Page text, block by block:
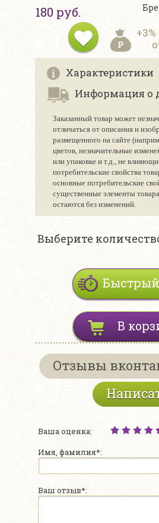
180 руб.
Характеристики
Информация о
Заказанный товар может
отличаться от описания и
размещенного на сайте
цветов, незначительные
или упаковке и т.д., не
потребительские свойства
основные потребительские
существенные элементы товара
остаются без изменений.
Выберите
Быстрый
В
Отзывы
Ваша оценка:
Имя, фамилия*:
Ваш отзыв*: